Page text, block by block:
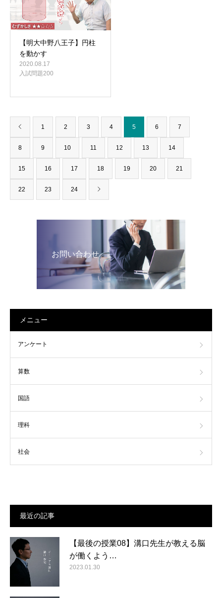
【明大中野八王子】円柱
を動かす
2020.08.17
入試問題200
1 2 3 4 5 6 7
8 9 10 11 12 13 14
15 16 17 18 19 20 21
22 23 24
お問い合わせ
メニュー
アンケート
算数
国語
理科
社会
最近の記事
【最後の授業08】溝口先生が教える脳
が働くよう…
2023.01.30